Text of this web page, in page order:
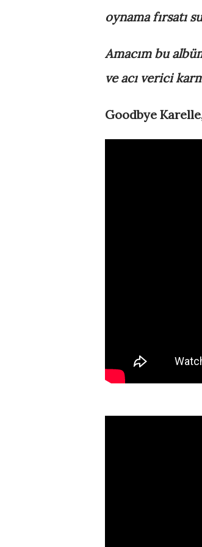
oynama fırsatı
Amacım bu
ve acı verici
Goodbye